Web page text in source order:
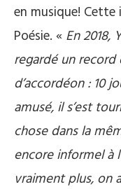
en musique! Cette
Poésie. « En 2018,
regardé un
d’accordéon : 10
amusé, il s’est
chose dans la
encore informel à
vraiment plus, on